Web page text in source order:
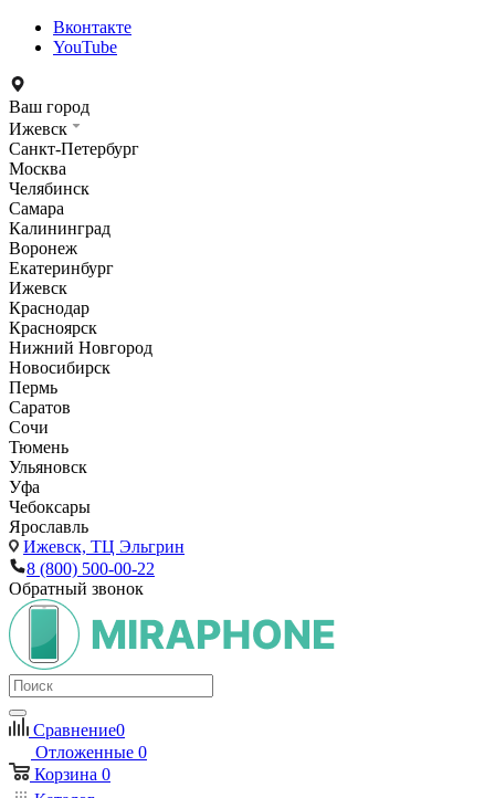
Вконтакте
YouTube
Ваш город
Ижевск
Санкт-Петербург
Москва
Челябинск
Самара
Калининград
Воронеж
Екатеринбург
Ижевск
Краснодар
Красноярск
Нижний Новгород
Новосибирск
Пермь
Саратов
Сочи
Тюмень
Ульяновск
Уфа
Чебоксары
Ярославль
Ижевск, ТЦ Эльгрин
8 (800) 500-00-22
Обратный звонок
Сравнение0
Отложенные 0
Корзина 0